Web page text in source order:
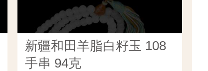
新疆和田羊脂白籽玉 108
手串 94克